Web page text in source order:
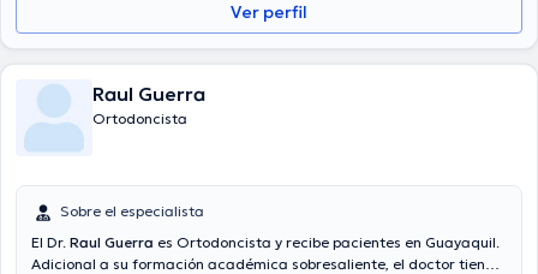
Ver perfil
Raul Guerra
Ortodoncista
Sobre el especialista
El Dr. Raul Guerra es Ortodoncista y recibe pacientes en Guayaquil.
Adicional a su formación académica sobresaliente, el doctor tiene